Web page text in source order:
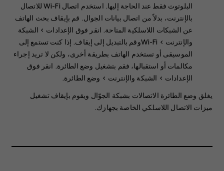
البلوتوث فقط عند الحاجة إليها. استخدم اتصال Wi-Fi للاتصال
بالإنترنت، بدلاً من اتصال بيانات الجوال. قم بإيقاف بحث الهاتف
عن الشبكات اللاسلكية المتاحة. انقر فوق
> ‬‏‫الشبكة
والإنترنت >
Wi-Fiوقم بالتبديل إلى إيقاف. إذا كنت تستمع إلى
الموسيقى أو تستخدم الهاتف بطريقة أخرى، ولكن لا تريد إجراء
مكالمات أو استقبالها، فقم بتشغيل وضع الطائرة. انقر فوق
الإعدادات > الشبكة والإنترنت > وضع الطائرة.
يغلق وضع الطائرة الاتصالات بشبكة الجوّال ويقوم بإيقاف تشغيل
ميزات الاتصال اللاسلكي الخاصة بجهازك.